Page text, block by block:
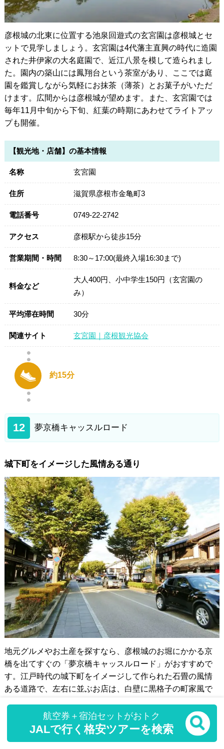
航空券＋宿泊セットがおトク
JALで行く格安ツアーを検索
彦根城の北東に位置する池泉回遊式の玄宮園は彦根城とセ
ットで見学しましょう。玄宮園は4代藩主直興の時代に造園
された井伊家の大名庭園で、近江八景を模して造られまし
た。園内の築山には鳳翔台という茶室があり、ここでは庭
園を鑑賞しながら気軽にお抹茶（薄茶）とお菓子がいただ
けます。広間からは彦根城が望めます。また、玄宮園では
毎年11月中旬から下旬、紅葉の時期にあわせてライトアッ
プも開催。
【観光地・店舗】の基本情報
名称 玄宮園
住所 滋賀県彦根市金亀町3
電話番号 0749-22-2742
アクセス 彦根駅から徒歩15分
営業期間・時間 8:30～17:00(最終入場16:30まで)
料金など
大人400円、小中学生150円（玄宮園の
み）
平均滞在時間 30分
関連サイト 玄宮園｜彦根観光協会
約15分
12 夢京橋キャッスルロード
城下町をイメージした風情ある通り
地元グルメやお土産を探すなら、彦根城のお堀にかかる京
橋を出てすぐの「夢京橋キャッスルロード」がおすすめで
す。江戸時代の城下町をイメージして作られた石畳の風情
ある道路で、左右に並ぶお店は、白壁に黒格子の町家風で
【観光地・店舗】の基本情報